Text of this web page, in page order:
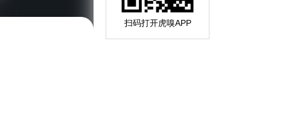
扫码打开虎嗅APP